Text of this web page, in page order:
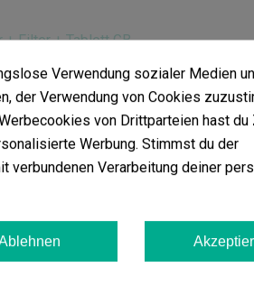
Papier + Filter + Tablett GB Sticker Grün
-25%
anzeigen
Verwendung sozialer Medien
der Verwendung von Cookies
von Drittparteien hast
Werbung. Stimmst du der
verbundenen Verarbeitung deiner